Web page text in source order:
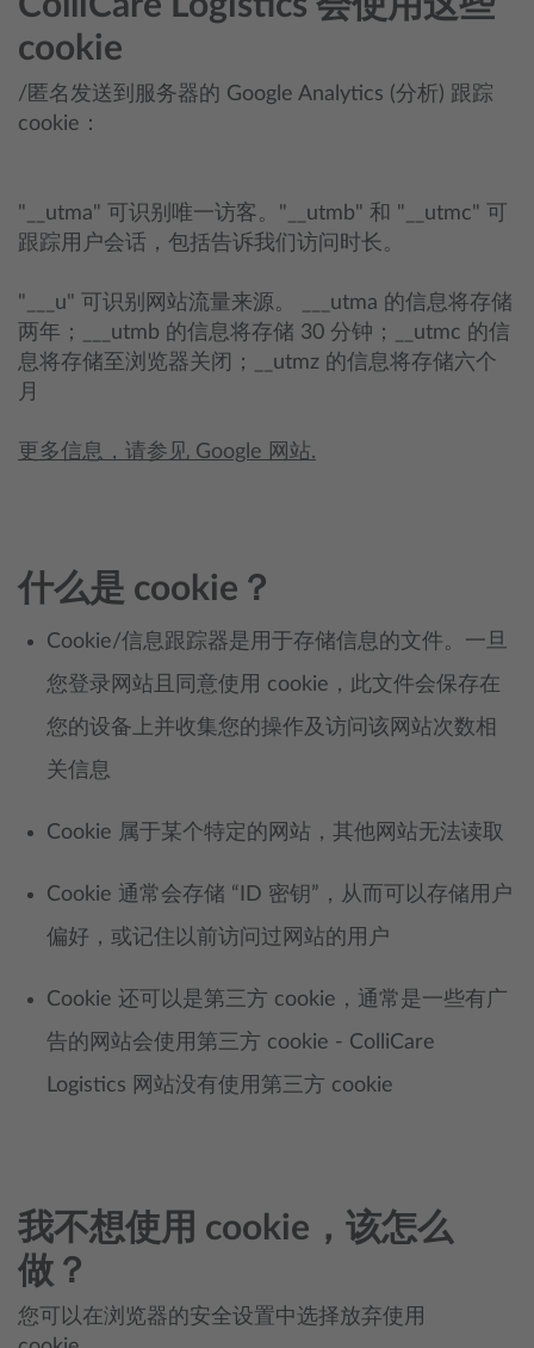
cookie
/匿名发送到服务器的 Google Analytics (分析) 跟踪
cookie：
"__utma" 可识别唯一访客。"__utmb" 和 "__utmc" 可
跟踪用户会话，包括告诉我们访问时长。
"___u" 可识别网站流量来源。 ___utma 的信息将存储
两年；___utmb 的信息将存储 30 分钟；__utmc 的信
息将存储至浏览器关闭；__utmz 的信息将存储六个
月
更多信息，请参见 Google 网站.
什么是 cookie？
​Cookie/信息跟踪器是用于存储信息的文件。一旦
您登录网站且同意使用 cookie，此文件会保存在
您的设备上并收集您的操作及访问该网站次数相
关信息
Cookie 属于某个特定的网站，其他网站无法读取
Cookie 通常会存储 “ID 密钥”，从而可以存储用户
偏好，或记住以前访问过网站的用户
Cookie 还可以是第三方 cookie，通常是一些有广
告的网站会使用第三方 cookie - ColliCare
Logistics 网站没有使用第三方 cookie
我不想使用 cookie，该怎么
做？
您可以在浏览器的安全设置中选择放弃使用